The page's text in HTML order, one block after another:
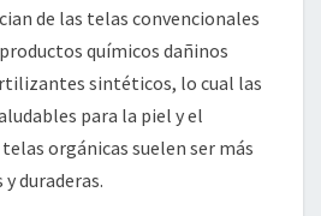
de las telas convencionales
químicos dañinos
sintéticos, lo cual las
para la piel y el
orgánicas suelen ser más
duraderas.